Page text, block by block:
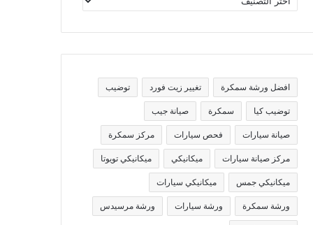
ص
ف
تافضل ورشة سمكرة تغيير زيت فورد توضيب
توضيب كيا سمكرة صيانة جيب
صيانة سيارات فحص سيارات مركز سمكرة
مركز صيانة سيارات ميكانيكي ميكانيكي تويوتا
ميكانيكي جمس ميكانيكي سيارات
ورشة سمكرة ورشة سيارات ورشة مرسيدس